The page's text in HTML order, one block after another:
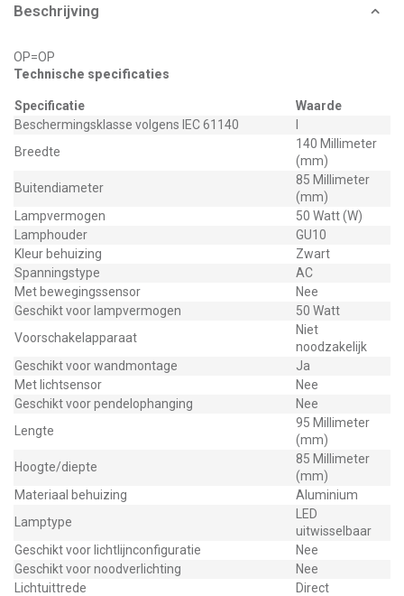
Beschrijving
OP=OP
Technische specificaties
Specificatie
Waarde
Beschermingsklasse volgens IEC 61140
Breedte
140 Millimeter
(mm)
Buitendiameter
85 Millimeter
(mm)
Lampvermogen
50 Watt (W)
Lamphouder
GU10
Kleur behuizing
Zwart
Spanningstype
AC
Met bewegingssensor
Nee
Geschikt voor lampvermogen
50 Watt
Voorschakelapparaat
Niet
noodzakelijk
Geschikt voor wandmontage
Ja
Met lichtsensor
Nee
Geschikt voor pendelophanging
Nee
Lengte
95 Millimeter
(mm)
Hoogte/diepte
85 Millimeter
(mm)
Materiaal behuizing
Aluminium
Lamptype
LED
uitwisselbaar
Geschikt voor lichtlijnconfiguratie
Nee
Geschikt voor noodverlichting
Nee
Lichtuittrede
Direct